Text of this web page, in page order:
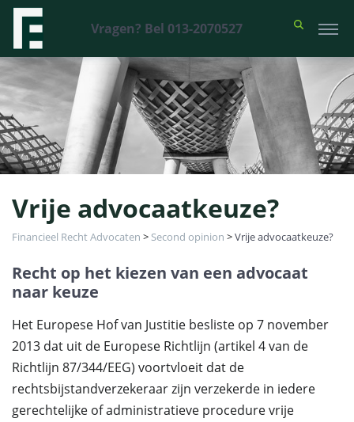
Vragen? Bel 013-2070527
Vrije advocaatkeuze?
Financieel Recht Advocaten > Second opinion >Vrije advocaatkeuze?
Recht op het kiezen van een advocaat
naar keuze
Het Europese Hof van Justitie besliste op 7 november
2013 dat uit de Europese Richtlijn (artikel 4 van de
Richtlijn 87/344/EEG) voortvloeit dat de
rechtsbijstandverzekeraar zijn verzekerde in iedere
gerechtelijke of administratieve procedure vrije